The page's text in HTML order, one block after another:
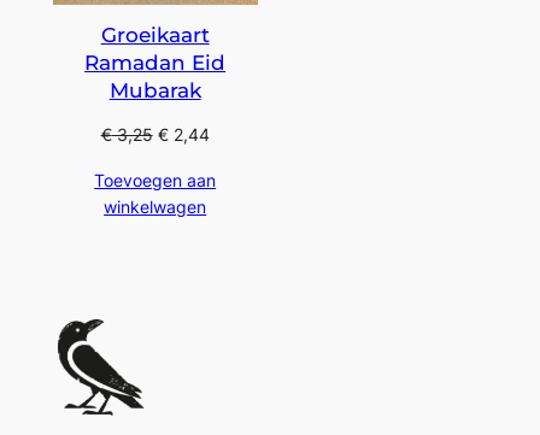
Groeikaart
Ramadan Eid
Mubarak
€3,25 €2,44
Toevoegen aan
winkelwagen